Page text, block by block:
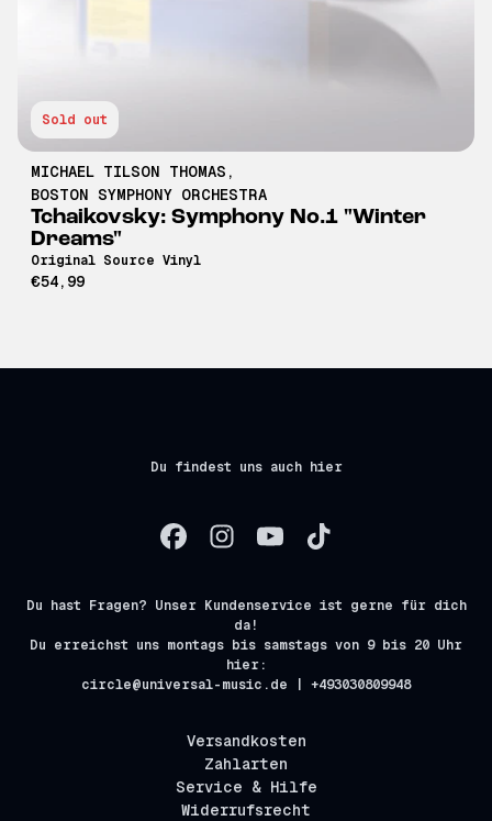
Sold out
MICHAEL TILSON THOMAS ,
BOSTON SYMPHONY ORCHESTRA
Tchaikovsky: Symphony No.1 "Winter
Dreams"
Original Source Vinyl
€54,99
Du findest uns auch hier
Du hast Fragen? Unser Kundenservice ist gerne für dich
da!
Du erreichst uns montags bis samstags von 9 bis 20 Uhr
hier:
circle@universal-music.de | +493030809948
Versandkosten
Zahlarten
Service & Hilfe
Widerrufsrecht